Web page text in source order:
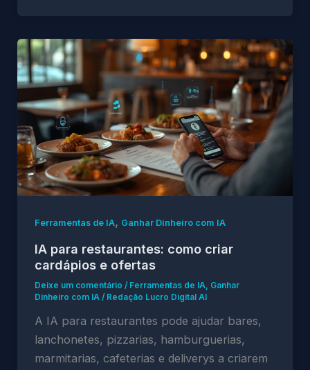
Ferramentas de IA, Ganhar Dinheiro com IA
IA para restaurantes: como criar
cardápios e ofertas
Deixe um comentário / Ferramentas de IA, Ganhar
Dinheiro com IA/ Redação Lucro Digital AI
A IA para restaurantes pode ajudar bares,
lanchonetes, pizzarias, hamburguerias,
marmitarias, cafeterias e deliverys a criarem